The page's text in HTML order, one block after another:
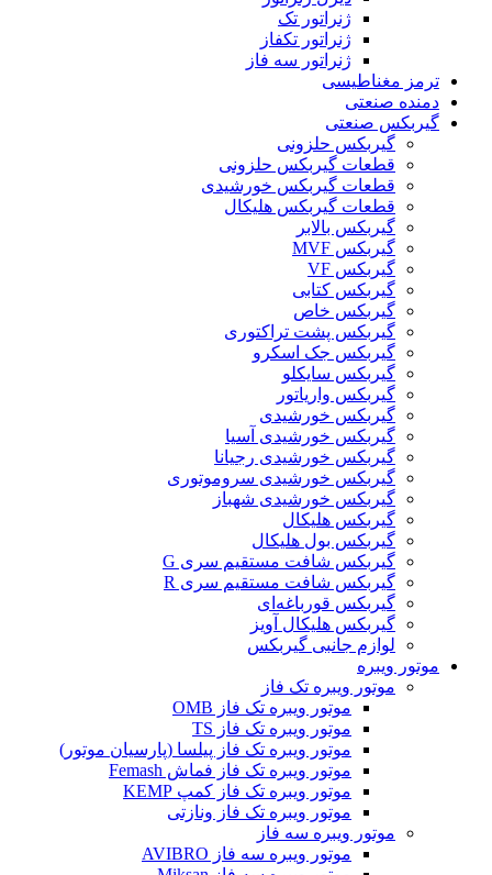
ژنراتور تک
ژنراتور تکفاز
ژنراتور سه فاز
ترمز مغناطیسی
دمنده صنعتی
گیربکس صنعتی
گیربکس حلزونی
قطعات گيربکس حلزونی
قطعات گيربکس خورشيدی
قطعات گیربکس هلیکال
گيربکس بالابر
گیربکس MVF
گیربکس VF
گیربکس کتابی
گیربکس خاص
گیربکس پشت تراکتوری
گیربکس جک اسکرو
گیربکس سایکلو
گیربکس واریاتور
گیربکس خورشیدی
گیربکس خورشیدی آسیا
گیربکس خورشیدی رجیانا
گیربکس خورشیدی سروموتوری
گیربکس خورشیدی شهباز
گیربکس هلیکال
گیربکس بول هلیکال
گیربکس شافت مستقیم سری G
گیربکس شافت مستقیم سری R
گیربکس قورباغه‌ای
گیربکس هلیکال آویز
لوازم جانبی گیربکس
موتور ویبره
موتور ویبره تک فاز
موتور ویبره تک فاز OMB
موتور ویبره تک فاز TS
موتور ویبره تک فاز پیلسا (پارسیان موتور)
موتور ویبره تک فاز فماش Femash
موتور ویبره تک فاز کمپ KEMP
موتور ویبره تک فاز ونازتی
موتور ویبره سه فاز
موتور ویبره سه فاز AVIBRO